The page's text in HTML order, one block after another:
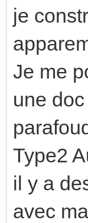
je
Je me
une
Type2
il y a
avec